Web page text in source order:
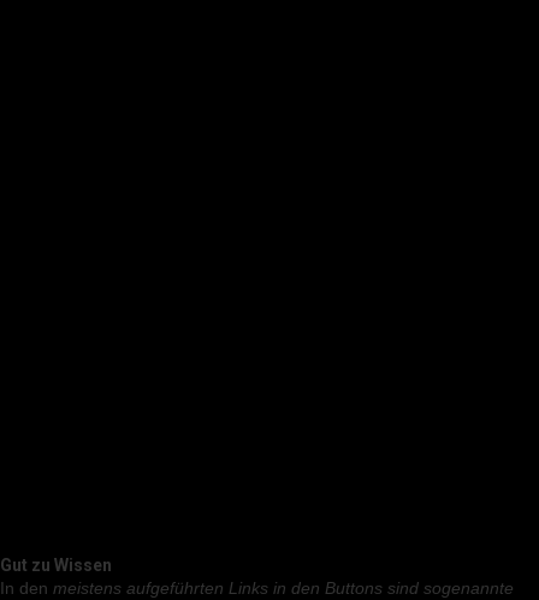
Gut zu Wissen
In den meistens aufgeführten Links in den Buttons sind sogenannte